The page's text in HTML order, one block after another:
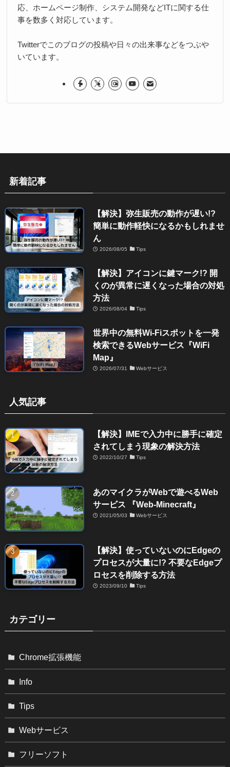
応、ホームページ制作、システム開発などITに関する仕
事を数多く対応しています。
Twitterでこのブログの投稿や日々の出来事などをつぶや
いています。
新着記事
【解決】弥生販売の動作が遅い!?
簡単に動作軽快になるかもしれませ
ん
2026/08/05 Tips
【解決】アイコンに鍵マーク!? 開
くのが異常に遅くなった場合の対処
方法
2026/08/04 Tips
世界中の無料Wi-Fiスポットを一発
検索できるWebサービス『WiFi
Map』
2026/07/31 Webサービス
人気記事
【解決】IMEで入力中に勝手に確定
されてしまう現象の解決方法
2022/10/27 Tips
あのマイクラがWebで遊べるWeb
サービス 『Web-Minecraft』
2021/05/03 Webサービス
【解決】使っていないのにEdgeの
プロセスが大量に!? 不要なEdgeプ
ロセスを削除する方法
2023/09/10 Tips
カテゴリー
Chrome拡張機能
Info
Tips
Webサービス
フリーソフト